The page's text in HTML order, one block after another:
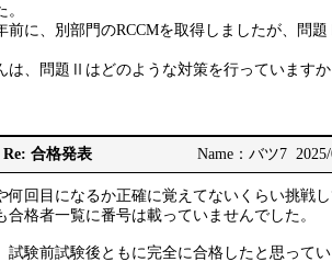
。
前に、別部門のRCCMを取得しましたが、問
は、問題Ⅱはどのような対策を行っていますか
Re: 合格発表 Name：バツ7
何回目になるか正確に覚えてないくらい挑戦
合格者一覧に番号は載っていませんでした。
試験前試験後ともに完全に合格したと思って